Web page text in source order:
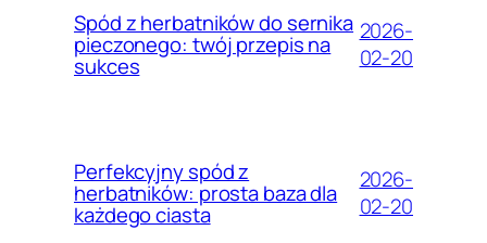
Spód z herbatników do sernika
pieczonego: twój przepis na
sukces
2026-
02-20
Perfekcyjny spód z
herbatników: prosta baza dla
każdego ciasta
2026-
02-20